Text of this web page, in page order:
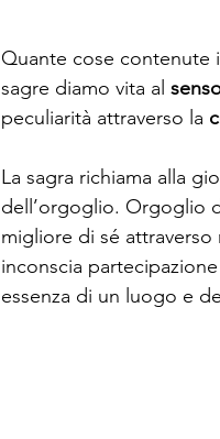
Quante cose contenute
sagre diamo vita al
peculiarità attraverso la
La sagra richiama alla
dell’orgoglio. Orgoglio
migliore di sé attraverso
inconscia
essenza di un luogo e